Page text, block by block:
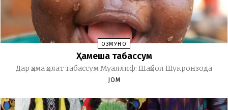
ОЗМУНҲО
Ҳамеша табассум
Дар ҳама ҳолат табассум Муаллиф: Шаҳбол Шукронзода
JOM